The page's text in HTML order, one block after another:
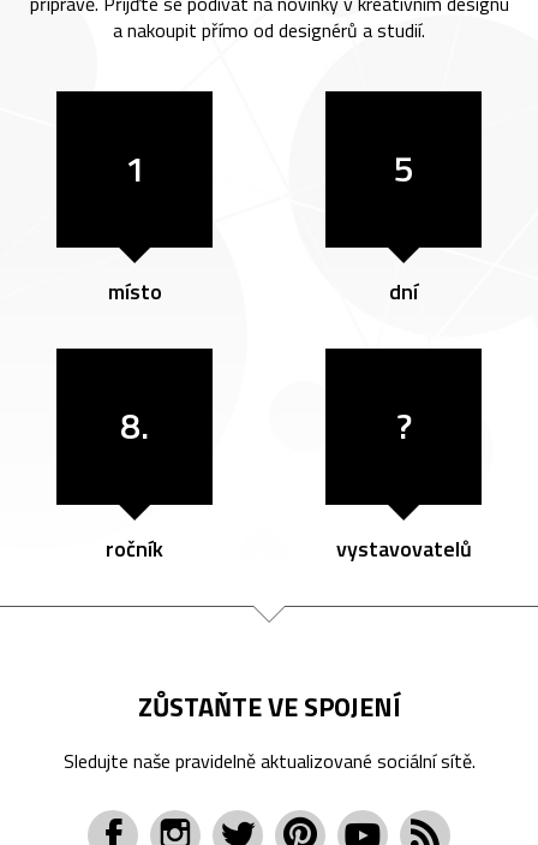
a nakoupit přímo od designérů a studií.
1
místo
5
dní
8.
ročník
?
vystavovatelů
ZŮSTAŇTE VE SPOJENÍ
Sledujte naše pravidelně aktualizované sociální sítě.